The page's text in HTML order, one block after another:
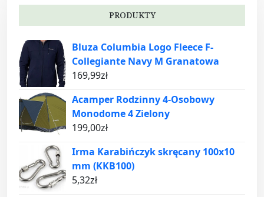
PRODUKTY
Bluza Columbia Logo Fleece F-
Collegiante Navy M Granatowa
169,99zł
Acamper Rodzinny 4-Osobowy
Monodome 4 Zielony
199,00zł
Irma Karabińczyk skręcany 100x10
mm (KKB100)
5,32zł